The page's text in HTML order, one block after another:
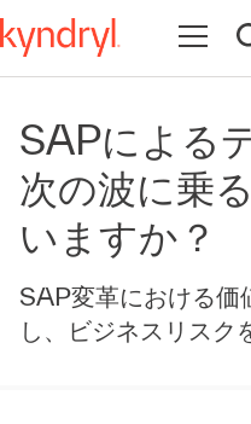
Open
SAPによる
次の波に乗
いますか？
SAP変革における価
し、ビジネスリスク